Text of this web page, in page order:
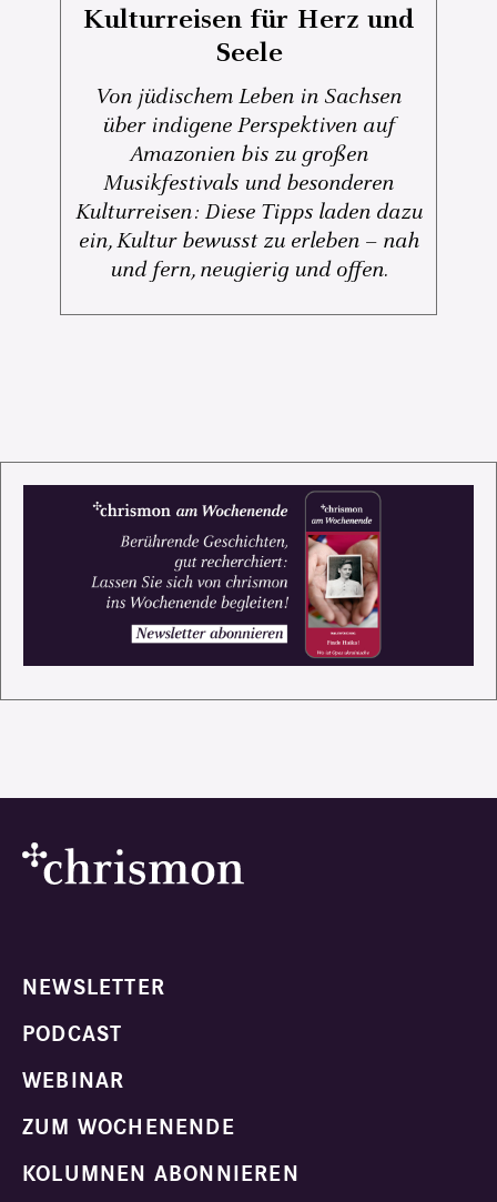
Kulturreisen für Herz und
Seele
Von jüdischem Leben in Sachsen
über indigene Perspektiven auf
Amazonien bis zu großen
Musikfestivals und besonderen
Kulturreisen: Diese Tipps laden dazu
ein, Kultur bewusst zu erleben – nah
und fern, neugierig und offen.
NEWSLETTER
PODCAST
WEBINAR
ZUM WOCHENENDE
KOLUMNEN ABONNIEREN